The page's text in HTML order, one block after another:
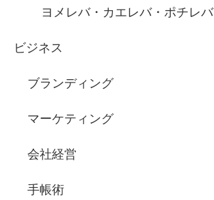
ヨメレバ・カエレバ・ポチレバ
ビジネス
ブランディング
マーケティング
会社経営
手帳術